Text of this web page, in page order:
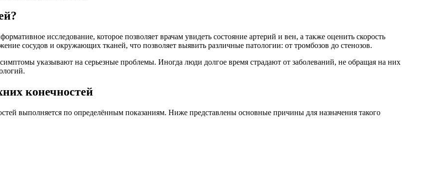
исследование, которое позволяет врачам увидеть состояние артерий и вен, а также оценить скорость
сосудов и окружающих тканей, что позволяет выявить различные патологии: от тромбозов до стенозов.
указывают на серьезные проблемы. Иногда люди долгое время страдают от заболеваний, не обращая на них
конечностей
выполняется по определённым показаниям. Ниже представлены основные причины для назначения такого